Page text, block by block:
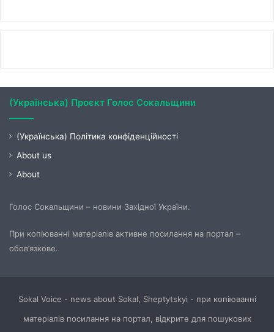
(Українська) Проєкт Голос Сокальщини
(Українська) Політика конфіденційності
About us
About
Голос Сокальщини – новини Західної України.
При копіюванні матеріалів активне посилання на портал –
обов’язкове.
Sokal Voice - news about Sokal, Sheptytskyi - при копіюванні
матеріалів посилання на портал, відкрите для пошукових